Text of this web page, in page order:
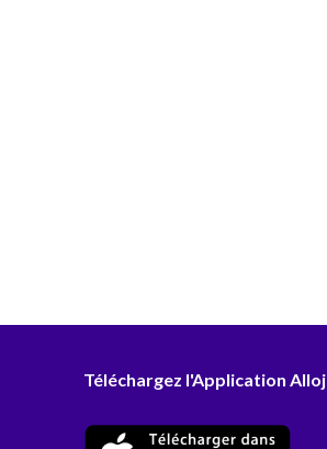
Téléchargez l'Application Alloj